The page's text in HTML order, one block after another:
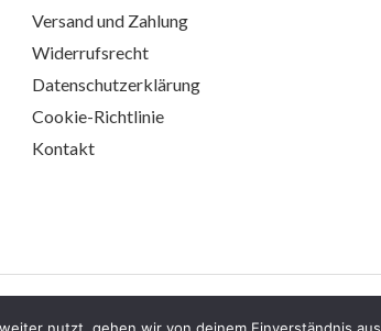
Versand und Zahlung
Widerrufsrecht
Datenschutzerklärung
Cookie-Richtlinie
Kontakt